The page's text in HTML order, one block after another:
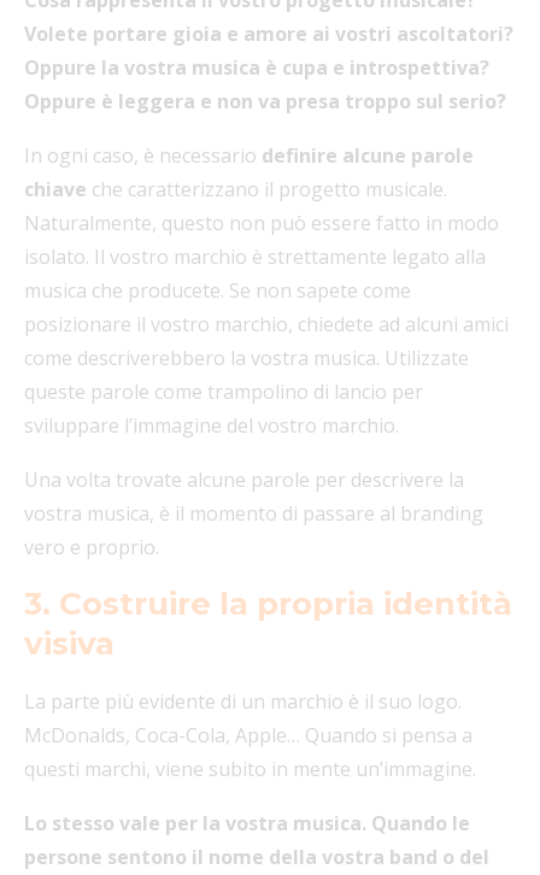
Volete portare gioia e amore ai vostri ascoltatori?
Oppure la vostra musica è cupa e introspettiva?
Oppure è leggera e non va presa troppo sul serio?
In ogni caso, è necessario definire alcune parole
chiave che caratterizzano il progetto musicale.
Naturalmente, questo non può essere fatto in modo
isolato. Il vostro marchio è strettamente legato alla
musica che producete. Se non sapete come
posizionare il vostro marchio, chiedete ad alcuni amici
come descriverebbero la vostra musica. Utilizzate
queste parole come trampolino di lancio per
sviluppare l’immagine del vostro marchio.
Una volta trovate alcune parole per descrivere la
vostra musica, è il momento di passare al branding
vero e proprio.
3. Costruire la propria identità
visiva
La parte più evidente di un marchio è il suo logo.
McDonalds, Coca-Cola, Apple… Quando si pensa a
questi marchi, viene subito in mente un’immagine.
Lo stesso vale per la vostra musica. Quando le
persone sentono il nome della vostra band o del